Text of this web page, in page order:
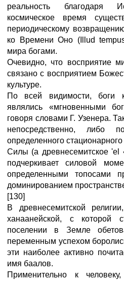
реальность благодаря
космическое время
периодическому
ко Времени Оно (Illud
мира богами.
Очевидно, что восприятие
связано с восприятием
культуре.
По всей видимости, боги
являлись «мгновенными
говоря словами Г. Узенера.
непосредственно, либо
определенного
Силы (а древнесемитское 'el
подчеркивает силовой
определенными топосами
доминированием
[130]
В древнесемитской
ханаанейской, с которой
поселении в Земле
переменным успехом
эти наиболее активно
имя баалов.
Применительно к